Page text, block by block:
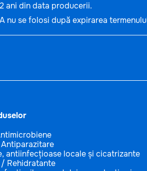
2 ani din data producerii.
A nu se folosi după expirarea
antiinfecțioase locale și cicatrizante
Rehidratante